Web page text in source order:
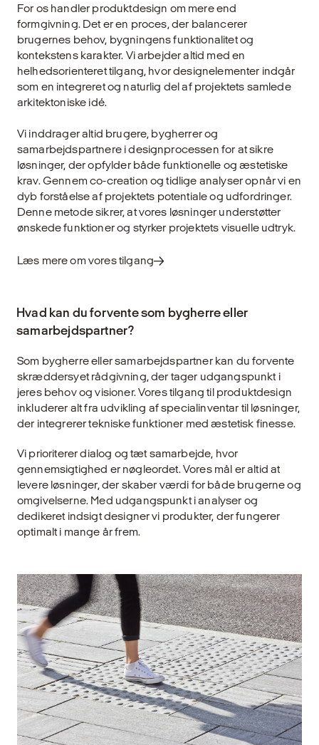
For os handler produktdesign om mere end
formgivning. Det er en proces, der balancerer
brugernes behov, bygningens funktionalitet og
kontekstens karakter. Vi arbejder altid med en
helhedsorienteret tilgang, hvor designelementer indgår
som en integreret og naturlig del af projektets samlede
arkitektoniske idé.
Vi inddrager altid brugere, bygherrer og
samarbejdspartnere i designprocessen for at sikre
løsninger, der opfylder både funktionelle og æstetiske
krav. Gennem co-creation og tidlige analyser opnår vi en
dyb forståelse af projektets potentiale og udfordringer.
Denne metode sikrer, at vores løsninger understøtter
ønskede funktioner og styrker projektets visuelle udtryk.
Læs mere om vores tilgang
Hvad kan du forvente som bygherre eller
samarbejdspartner?
Som bygherre eller samarbejdspartner kan du forvente
skræddersyet rådgivning, der tager udgangspunkt i
jeres behov og visioner. Vores tilgang til produktdesign
inkluderer alt fra udvikling af specialinventar til løsninger,
der integrerer tekniske funktioner med æstetisk finesse.
Vi prioriterer dialog og tæt samarbejde, hvor
gennemsigtighed er nøgleordet. Vores mål er altid at
levere løsninger, der skaber værdi for både brugerne og
omgivelserne. Med udgangspunkt i analyser og
dedikeret indsigt designer vi produkter, der fungerer
optimalt i mange år frem.